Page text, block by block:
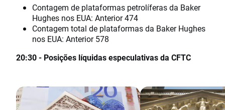
Contagem de plataformas petrolíferas da Baker
Hughes nos EUA: Anterior 474
Contagem total de plataformas da Baker Hughes
nos EUA: Anterior 578
20:30 - Posições líquidas especulativas da CFTC